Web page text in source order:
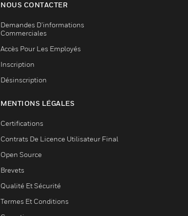
NOUS CONTACTER
Demandes D’informations
Commerciales
Accès Pour Les Employés
Inscription
Désinscription
MENTIONS LÉGALES
Certifications
Contrats De Licence Utilisateur Final
Open Source
Brevets
Qualité Et Sécurité
Termes Et Conditions